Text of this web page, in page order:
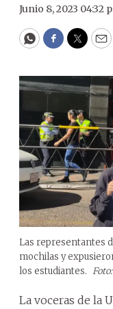
Junio 8, 2023 04:32
WhatsApp
Facebook
Las representantes
mochilas y
los estudiantes.
La voceras de la